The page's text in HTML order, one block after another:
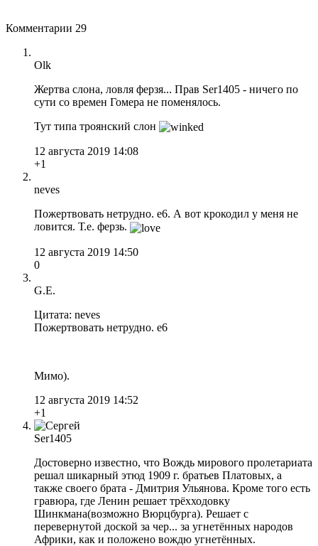
Комментарии 29
Olk
Жертва слона, ловля ферзя... Прав Ser1405 - ничего по
сути со времен Гомера не поменялось.
Тут типа троянский слон
12 августа 2019 14:08
+1
neves
Пожертвовать нетрудно. e6. А вот крокодил у меня не
ловится. Т.е. ферзь.
12 августа 2019 14:50
0
G.E.
Цитата: neves
Пожертвовать нетрудно. e6
Мимо).
12 августа 2019 14:52
+1
Ser1405
Достоверно известно, что Вождь мирового пролетариата
решал шикарный этюд 1909 г. братьев Платовых, а
также своего брата - Дмитрия Ульянова. Кроме того есть
гравюра, где Ленин решает трёхходовку
Шинкмана(возможно Вюрцбурга). Решает с
перевернутой доской за чер... за угнетённых народов
Африки, как и положено вождю угнетённых.